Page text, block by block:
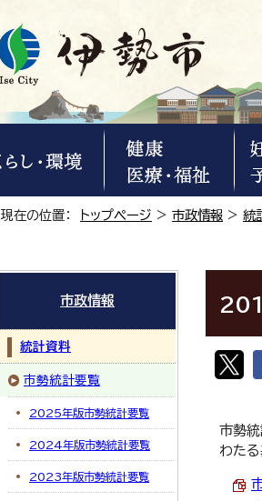
現在の位置： トップページ > 市政情報 > 統
市勢統
わたる
市政情報
統計資料
市勢統計要覧
2025年版市勢統計要覧
2024年版市勢統計要覧
2023年版市勢統計要覧